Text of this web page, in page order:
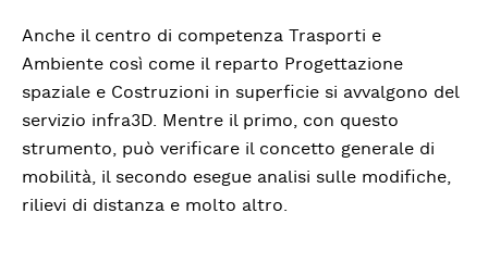
Anche il centro di competenza Trasporti e
Ambiente così come il reparto Progettazione
spaziale e Costruzioni in superficie si avvalgono del
servizio infra3D. Mentre il primo, con questo
strumento, può verificare il concetto generale di
mobilità, il secondo esegue analisi sulle modifiche,
rilievi di distanza e molto altro.